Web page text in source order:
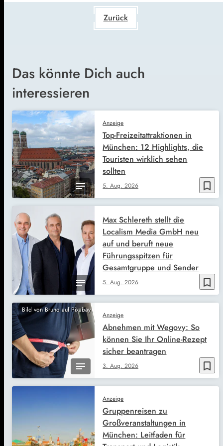
Zurück
Das könnte Dich auch
interessieren
bookmark_border
Anzeige
5. Aug. 2026
Top-Freizeitattraktionen in
München: 12 Highlights, die
Touristen wirklich sehen
sollten
bookmark_border
5. Aug. 2026
Max Schlereth stellt die
Localism Media GmbH neu
auf und beruft neue
Führungsspitzen für
Gesamtgruppe und Sender
Bild von Bruno auf Pixabay
bookmark_border
Anzeige
3. Aug. 2026
Abnehmen mit Wegovy: So
können Sie Ihr Online-Rezept
sicher beantragen
Anzeige
Gruppenreisen zu
Großveranstaltungen in
München: Leitfaden für